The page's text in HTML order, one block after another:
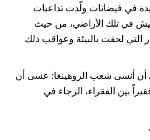
في فيضانات ولّدت تداعيات
في تلك الأراضي، من حيث
التي لحقت بالبيئة وعواقب ذلك
أن أنسى شعب الروهينغا: عسى أن
بين الفقراء، الرجاء في